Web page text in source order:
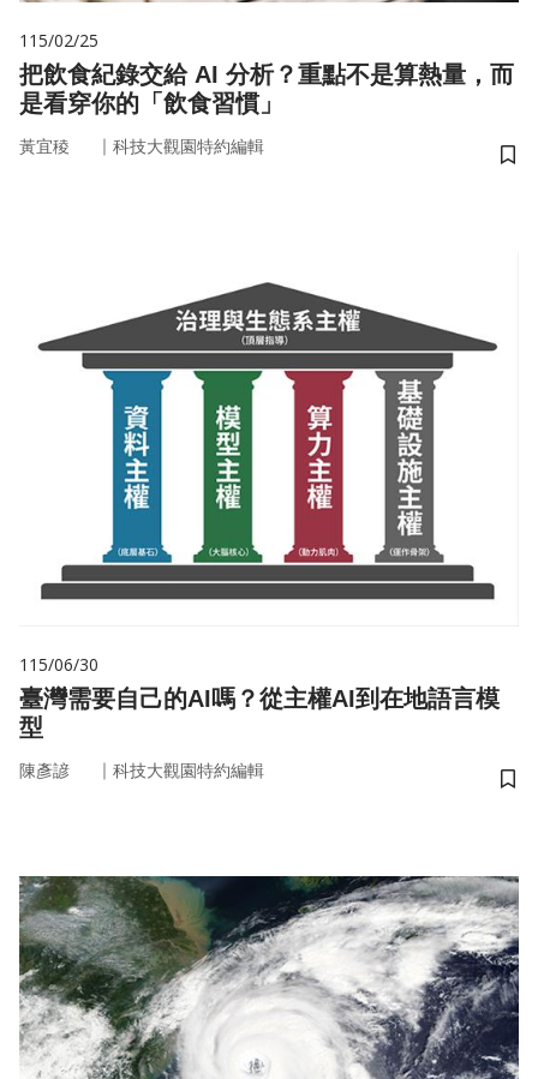
115/02/25
把飲食紀錄交給 AI 分析？重點不是算熱量，而
是看穿你的「飲食習慣」
黃宜稜 ｜ 科技大觀園特約編輯
儲
115/06/30
臺灣需要自己的AI嗎？從主權AI到在地語言模
型
陳彥諺 ｜ 科技大觀園特約編輯
儲